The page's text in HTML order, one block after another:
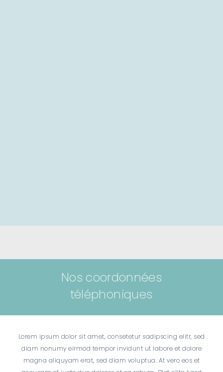
Nos coordonnées
téléphoniques
Lorem ipsum dolor sit amet, consetetur sadipscing elitr, sed
diam nonumy eirmod tempor invidunt ut labore et dolore
magna aliquyam erat, sed diam voluptua. At vero eos et